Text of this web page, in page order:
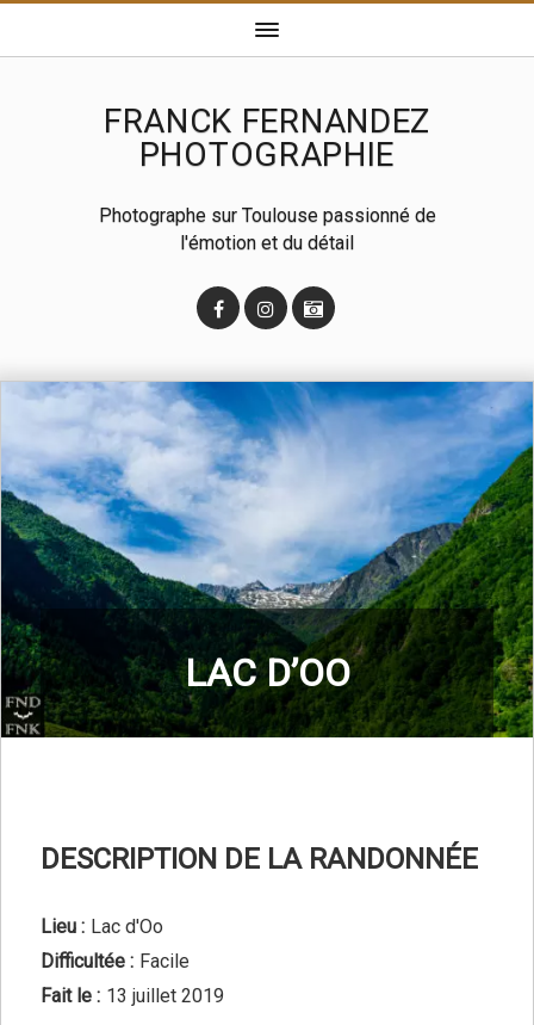
FRANCK FERNANDEZ
PHOTOGRAPHIE
Photographe sur Toulouse passionné de
l'émotion et du détail
LAC D’OO
DESCRIPTION DE LA RANDONNÉE
Lieu : Lac d'Oo
Difficultée : Facile
Fait le : 13 juillet 2019